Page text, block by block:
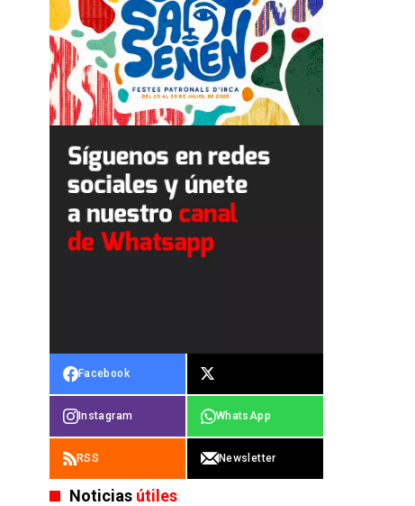
Facebook
Instagram WhatsApp
RSS Newsletter
Noticias útiles